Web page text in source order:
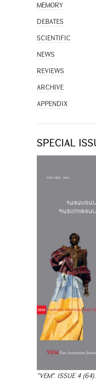
MEMORY
DEBATES
SCIENTIFIC
NEWS
REVIEWS
ARCHIVE
APPENDIX
SPECIAL
"VEM". ISSUE 4